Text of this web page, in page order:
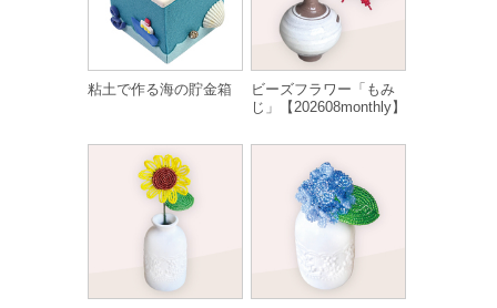
粘土で作る海の貯金箱
ビーズフラワー「もみ
じ」【202608monthly】